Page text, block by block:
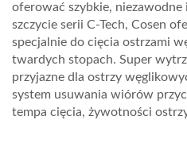
oferować szybkie, niezawodne
szczycie serii C-Tech, Cosen
specjalnie do cięcia ostrzami
twardych stopach. Super
przyjazne dla ostrzy
system usuwania wiórów
tempa cięcia, żywotności